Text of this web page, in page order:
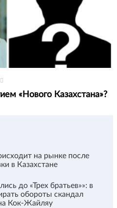
«Нового Казахстана»?
на рынке после
в Казахстане
до «Трех братьев»»: в
обороты скандал
Кок-Жайляу